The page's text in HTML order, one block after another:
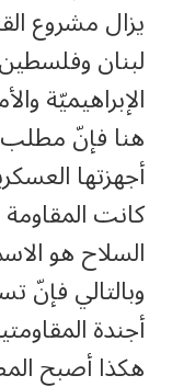
يزال مشروع
لبنان
الإبراهيميّة
هنا فإنّ مطلب
أجهزتها
كانت
السلاح هو
وبالتالي فإنّ
أجندة
هكذا أصبح